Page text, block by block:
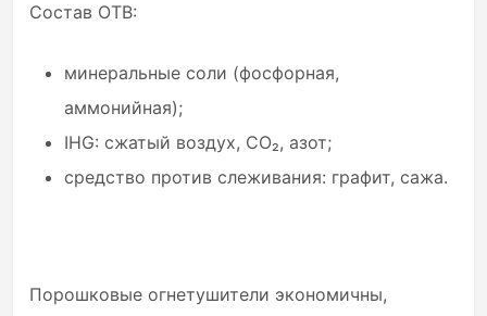
Состав ОТВ:
минеральные соли (фосфорная,
аммонийная);
IHG: сжатый воздух, CO₂, азот;
средство против слеживания: графит, сажа.
Порошковые огнетушители экономичны,